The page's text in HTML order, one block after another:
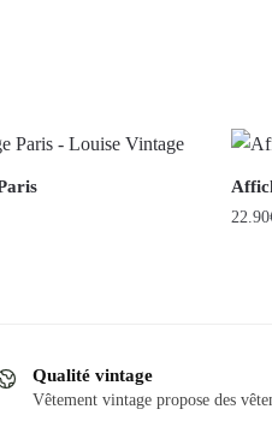
22.90
Les
Qualité vintage
Vêtement vintage propose des